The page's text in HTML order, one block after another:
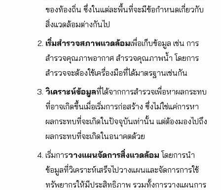
ของท้องถิ่น ซึ่งในแต่ละพื้นที่จะมีข้อกำหนดเกี่ยวกับ
สิ่งแวดล้อมต่างกันไป
เริ่มสำรวจสภาพแวดล้อมเพื่อเก็บข้อมูล เช่น การ
สำรวจคุณภาพอากาศ สำรวจคุณภาพน้ำ โดยการ
สำรวจจะต้องใช้เครื่องมือที่ได้มาตรฐานเช่นกัน
วิเคราะห์ข้อมูลที่ได้จากการสำรวจเพื่อหาผลกระทบ
ที่อาจเกิดขึ้นเมื่อเริ่มการก่อสร้าง ซึ่งไม่ใช่แค่การหา
ผลกระทบที่จะเกิดในปัจจุบันเท่านั้น แต่ต้องมองไปถึง
ผลกระทบที่จะเกิดในอนาคตด้วย
เริ่มการวางแผนจัดการสิ่งแวดล้อม โดยการนำ
ข้อมูลที่วิเคราะห์เสร็จไปวางแผนและจัดการการใช้
ทรัพยากรให้มีประสิทธิภาพ รวมทั้งการวางแผนการ